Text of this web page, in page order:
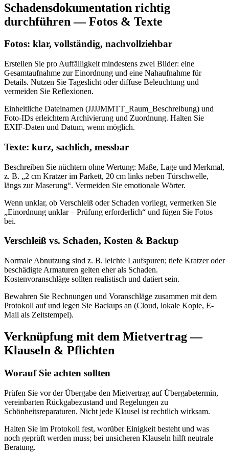
Schadensdokumentation richtig
durchführen — Fotos & Texte
Fotos: klar, vollständig, nachvollziehbar
Erstellen Sie pro Auffälligkeit mindestens zwei Bilder: eine
Gesamtaufnahme zur Einordnung und eine Nahaufnahme für
Details. Nutzen Sie Tageslicht oder diffuse Beleuchtung und
vermeiden Sie Reflexionen.
Einheitliche Dateinamen (JJJJMMTT_Raum_Beschreibung) und
Foto-IDs erleichtern Archivierung und Zuordnung. Halten Sie
EXIF-Daten und Datum, wenn möglich.
Texte: kurz, sachlich, messbar
Beschreiben Sie nüchtern ohne Wertung: Maße, Lage und Merkmal,
z. B. „2 cm Kratzer im Parkett, 20 cm links neben Türschwelle,
längs zur Maserung“. Vermeiden Sie emotionale Wörter.
Wenn unklar, ob Verschleiß oder Schaden vorliegt, vermerken Sie
„Einordnung unklar – Prüfung erforderlich“ und fügen Sie Fotos
bei.
Verschleiß vs. Schaden, Kosten & Backup
Normale Abnutzung sind z. B. leichte Laufspuren; tiefe Kratzer oder
beschädigte Armaturen gelten eher als Schaden.
Kostenvoranschläge sollten realistisch und datiert sein.
Bewahren Sie Rechnungen und Voranschläge zusammen mit dem
Protokoll auf und legen Sie Backups an (Cloud, lokale Kopie, E-
Mail als Zeitstempel).
Verknüpfung mit dem Mietvertrag —
Klauseln & Pflichten
Worauf Sie achten sollten
Prüfen Sie vor der Übergabe den Mietvertrag auf Übergabetermin,
vereinbarten Rückgabezustand und Regelungen zu
Schönheitsreparaturen. Nicht jede Klausel ist rechtlich wirksam.
Halten Sie im Protokoll fest, worüber Einigkeit besteht und was
noch geprüft werden muss; bei unsicheren Klauseln hilft neutrale
Beratung.